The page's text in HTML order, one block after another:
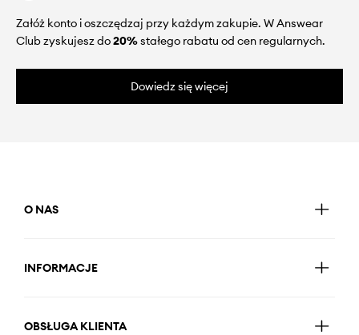
Załóż konto i oszczędzaj przy każdym zakupie. W Answear
Club zyskujesz do20%stałego rabatu od cen regularnych.
Dowiedz się więcej
O NAS
INFORMACJE
OBSŁUGA KLIENTA